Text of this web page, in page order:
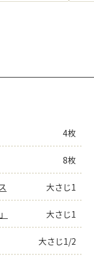
4枚
8枚
大さじ1
大さじ1
大さじ1/2